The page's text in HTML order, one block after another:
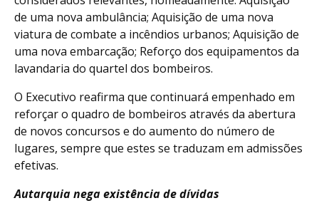
de uma nova ambulância; Aquisição de uma nova
viatura de combate a incêndios urbanos; Aquisição de
uma nova embarcação; Reforço dos equipamentos da
lavandaria do quartel dos bombeiros.
O Executivo reafirma que continuará empenhado em
reforçar o quadro de bombeiros através da abertura
de novos concursos e do aumento do número de
lugares, sempre que estes se traduzam em admissões
efetivas.
Autarquia nega existência de dívidas